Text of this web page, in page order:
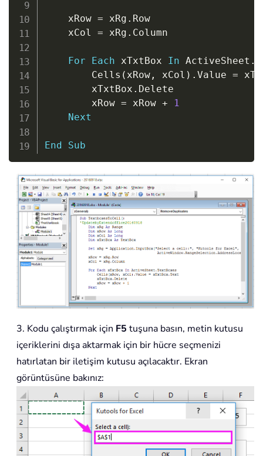
    xRow
= xRg . Row
    xCol
= xRg . Column
For Each xTxtBox In ActiveSheet .
        Cells
( xRow, xCol ) . Value =
        xTxtBox
. Delete
        xRow
= xRow +
1
Next
End Sub
3. Kodu çalıştırmak için F5 tuşuna basın, metin kutusu
içeriklerini dışa aktarmak için bir hücre seçmenizi
hatırlatan bir iletişim kutusu açılacaktır. Ekran
görüntüsüne bakınız: